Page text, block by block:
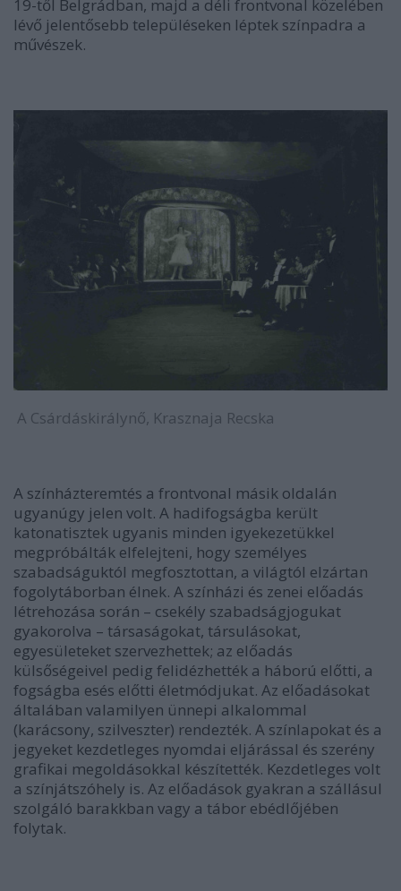
19-től Belgrádban, majd a déli frontvonal közelében
lévő jelentősebb településeken léptek színpadra a
művészek.
A Csárdáskirálynő, Krasznaja Recska
A színházteremtés a frontvonal másik oldalán
ugyanúgy jelen volt. A hadifogságba került
katonatisztek ugyanis minden igyekezetükkel
megpróbálták elfelejteni, hogy személyes
szabadságuktól megfosztottan, a világtól elzártan
fogolytáborban élnek. A színházi és zenei előadás
létrehozása során – csekély szabadságjogukat
gyakorolva – társaságokat, társulásokat,
egyesületeket szervezhettek; az előadás
külsőségeivel pedig felidézhették a háború előtti, a
fogságba esés előtti életmódjukat. Az előadásokat
általában valamilyen ünnepi alkalommal
(karácsony, szilveszter) rendezték. A színlapokat és a
jegyeket kezdetleges nyomdai eljárással és szerény
grafikai megoldásokkal készítették. Kezdetleges volt
a színjátszóhely is. Az előadások gyakran a szállásul
szolgáló barakkban vagy a tábor ebédlőjében
folytak.